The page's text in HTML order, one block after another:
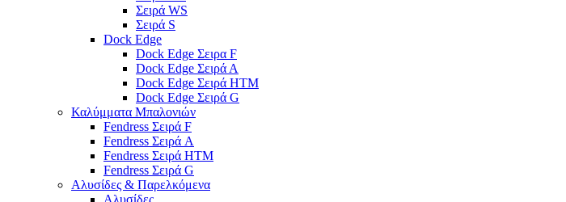
Σειρά WS
Σειρά S
Dock Edge
Dock Edge Σειρα F
Dock Edge Σειρά Α
Dock Edge Σειρά HTM
Dock Edge Σειρά G
Καλύμματα Μπαλονιών
Fendress Σειρά F
Fendress Σειρά A
Fendress Σειρά HTM
Fendress Σειρά G
Αλυσίδες & Παρελκόμενα
Αλυσίδες